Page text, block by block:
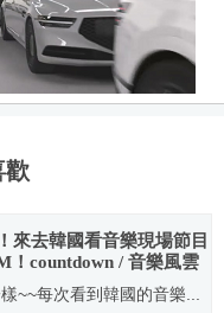
歡
來去韓國看音樂現場節目
！countdown / 音樂風雲
E&M Center簡介)
~~每次看到韓國的音樂...